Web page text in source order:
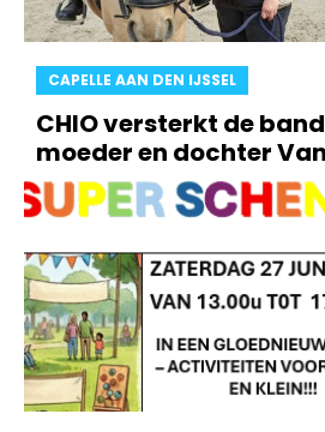
CAPELLE AAN DEN IJSSEL
CHIO versterkt de
moeder en dochter